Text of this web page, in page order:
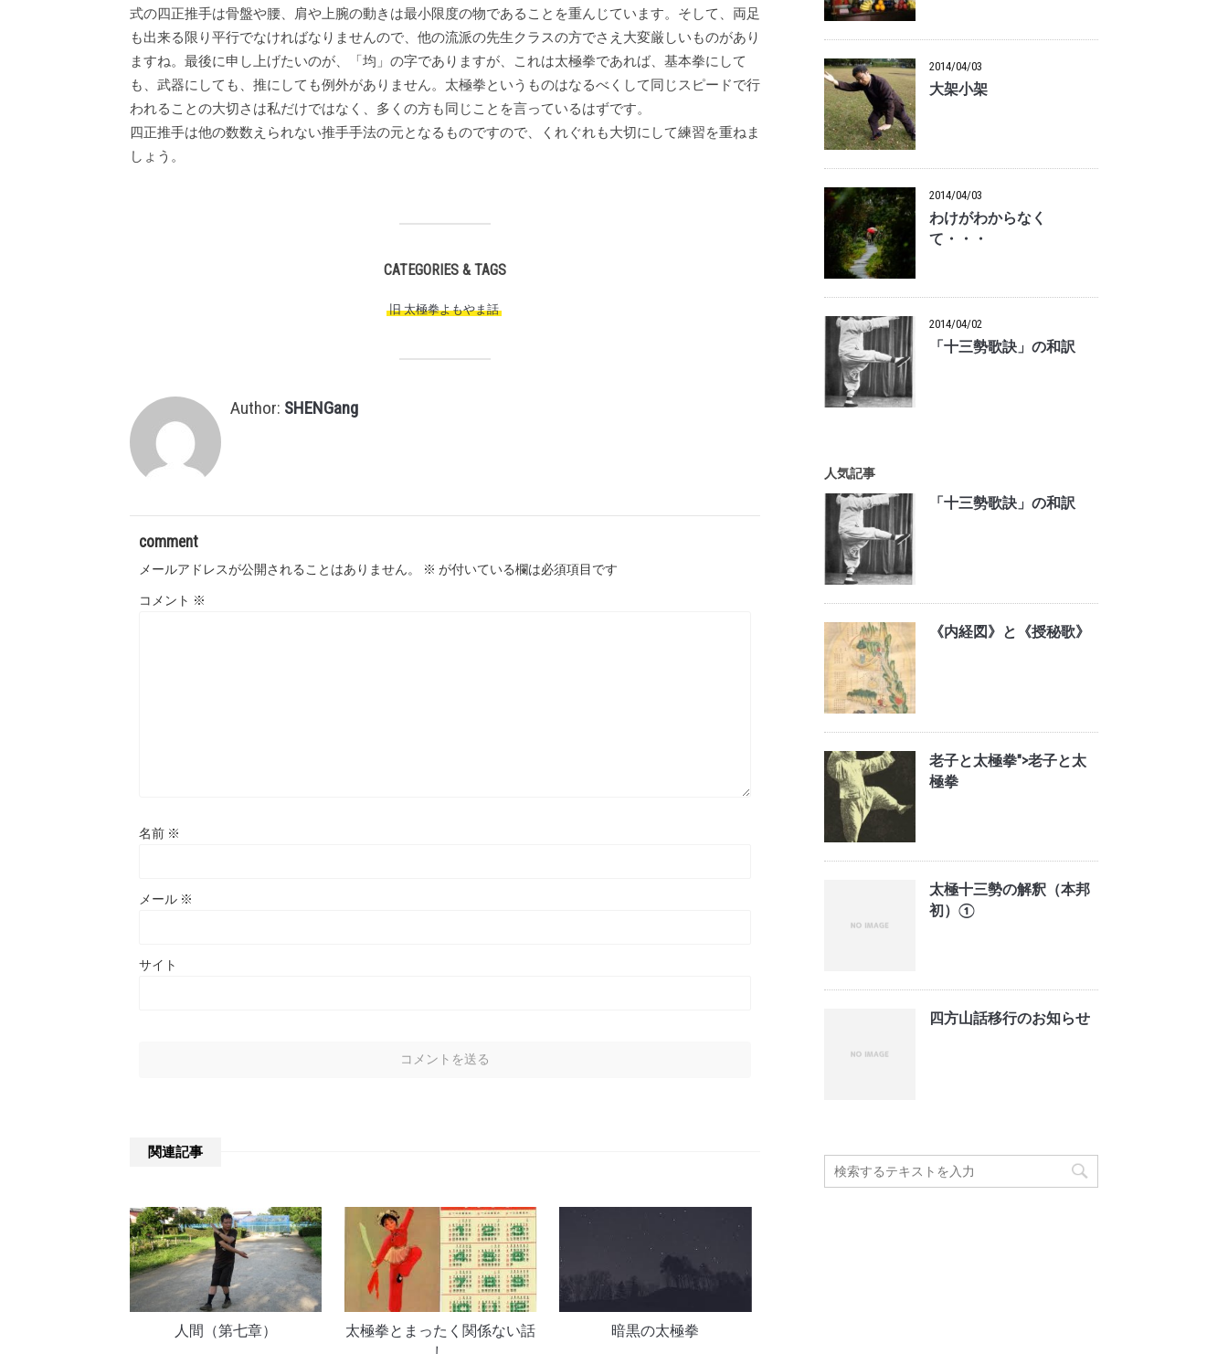
式の四正推手は骨盤や腰、肩や上腕の動きは最小限度の物であることを重んじています。そして、両足
も出来る限り平行でなければなりませんので、他の流派の先生クラスの方でさえ大変厳しいものがあり
ますね。最後に申し上げたいのが、「均」の字でありますが、これは太極拳であれば、基本拳にして
も、武器にしても、推にしても例外がありません。太極拳というものはなるべくして同じスピードで行
われることの大切さは私だけではなく、多くの方も同じことを言っているはずです。
四正推手は他の数数えられない推手手法の元となるものですので、くれぐれも大切にして練習を重ねま
しょう。
CATEGORIES & TAGS
旧 太極拳よもやま話 ,
Author: SHENGang
comment
メールアドレスが公開されることはありません。 ※ が付いている欄は必須項目です
コメント ※
名前 ※
メール ※
サイト
関連記事
人間（第七章）
太極拳とまったく関係ない話
暗黒の太極拳
2014/04/03
大架小架
2014/04/03
わけがわからなく
て・・・
2014/04/02
「十三勢歌訣」の和訳
人気記事
「十三勢歌訣」の和訳
《内経図》と《授秘歌》
老子と太極拳">老子と太
極拳
太極十三勢の解釈（本邦
初）①
四方山話移行のお知らせ